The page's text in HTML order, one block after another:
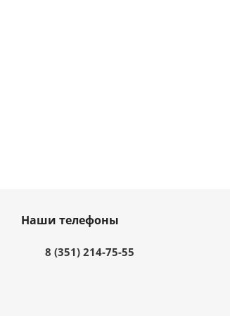
Наши телефоны
8 (351) 214-75-55